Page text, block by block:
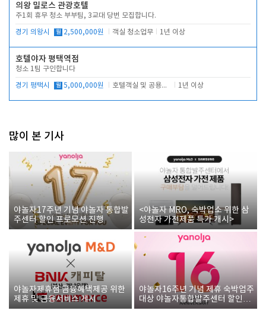
의왕 밀로스 관광호텔
주1회 휴무 청소 부부팀, 3교대 당번 모집합니다.
경기 의왕시 월 2,500,000원 객실 청소업무 1년 이상
호텔야자 평택역점
청소 1팀 구인합니다
경기 평택시 월 5,000,000원 호텔객실 및 공용시설 청소 관리 1년 이상
많이 본 기사
야놀자17주년 기념 야놀자 통합발
주센터 할인 프로모션 진행
<야놀자 MRO, 숙박업소 위한 삼
성전자 가전제품 특가 개시>
야놀자제휴점 금융혜택제공 위한
제휴 및 금융서비스 게시
야놀자16주년 기념 제휴 숙박업주
대상 야놀자통합발주센터 할인쿠
폰 증정